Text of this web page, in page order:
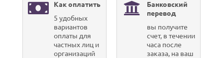
Как оплатить
5 удобных
вариантов
оплаты для
частных лиц и
организаций
Банковский
перевод
вы получите
счет, в течении
часа после
заказа, на ваш